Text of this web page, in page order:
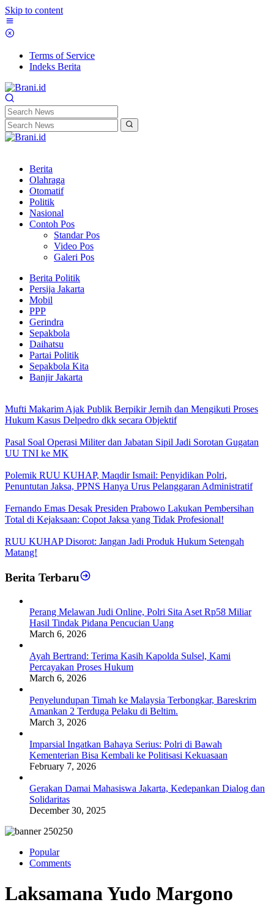
Skip to content
Terms of Service
Indeks Berita
Berita
Olahraga
Otomatif
Politik
Nasional
Contoh Pos
Standar Pos
Video Pos
Galeri Pos
Berita Politik
Persija Jakarta
Mobil
PPP
Gerindra
Sepakbola
Daihatsu
Partai Politik
Sepakbola Kita
Banjir Jakarta
Mufti Makarim Ajak Publik Berpikir Jernih dan Mengikuti Proses
Hukum Kasus Delpedro dkk secara Objektif
Pasal Soal Operasi Militer dan Jabatan Sipil Jadi Sorotan Gugatan
UU TNI ke MK
Polemik RUU KUHAP, Maqdir Ismail: Penyidikan Polri,
Penuntutan Jaksa, PPNS Hanya Urus Pelanggaran Administratif
Fernando Emas Desak Presiden Prabowo Lakukan Pembersihan
Total di Kejaksaan: Copot Jaksa yang Tidak Profesional!
RUU KUHAP Disorot: Jangan Jadi Produk Hukum Setengah
Matang!
Berita Terbaru
Perang Melawan Judi Online, Polri Sita Aset Rp58 Miliar
Hasil Tindak Pidana Pencucian Uang
March 6, 2026
Ayah Bertrand: Terima Kasih Kapolda Sulsel, Kami
Percayakan Proses Hukum
March 6, 2026
Penyelundupan Timah ke Malaysia Terbongkar, Bareskrim
Amankan 2 Terduga Pelaku di Beltim.
March 3, 2026
Imparsial Ingatkan Bahaya Serius: Polri di Bawah
Kementerian Bisa Kembali ke Politisasi Kekuasaan
February 7, 2026
Gerakan Damai Mahasiswa Jakarta, Kedepankan Dialog dan
Solidaritas
December 30, 2025
Popular
Comments
Laksamana Yudo Margono